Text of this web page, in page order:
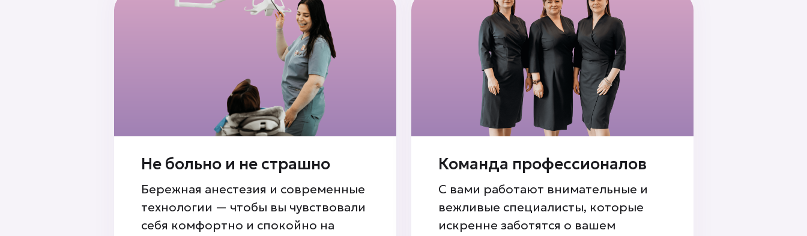
Не больно и не страшно
Бережная анестезия и современные
технологии — чтобы вы чувствовали
себя комфортно и спокойно на
Команда профессионалов
С вами работают внимательные и
вежливые специалисты, которые
искренне заботятся о вашем